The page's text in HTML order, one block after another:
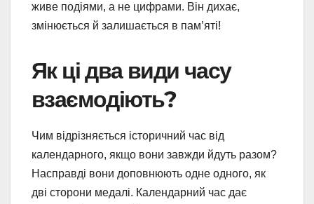
живе подіями, а не цифрами. Він дихає,
змінюється й залишається в пам’яті!
Як ці два види часу
взаємодіють?
Чим відрізняється історичний час від
календарного, якщо вони завжди йдуть разом?
Насправді вони доповнюють одне одного, як
дві сторони медалі. Календарний час дає